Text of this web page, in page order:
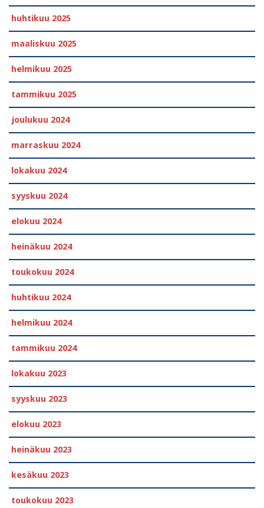
huhtikuu 2025
maaliskuu 2025
helmikuu 2025
tammikuu 2025
joulukuu 2024
marraskuu 2024
lokakuu 2024
syyskuu 2024
elokuu 2024
heinäkuu 2024
toukokuu 2024
huhtikuu 2024
helmikuu 2024
tammikuu 2024
lokakuu 2023
syyskuu 2023
elokuu 2023
heinäkuu 2023
kesäkuu 2023
toukokuu 2023